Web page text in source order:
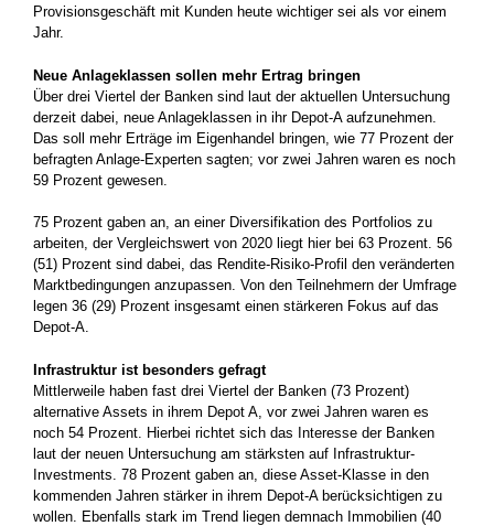
Provisionsgeschäft mit Kunden heute wichtiger sei als vor einem
Jahr.
Neue Anlageklassen sollen mehr Ertrag bringen
Über drei Viertel der Banken sind laut der aktuellen Untersuchung
derzeit dabei, neue Anlageklassen in ihr Depot-A aufzunehmen.
Das soll mehr Erträge im Eigenhandel bringen, wie 77 Prozent der
befragten Anlage-Experten sagten; vor zwei Jahren waren es noch
59 Prozent gewesen.
75 Prozent gaben an, an einer Diversifikation des Portfolios zu
arbeiten, der Vergleichswert von 2020 liegt hier bei 63 Prozent. 56
(51) Prozent sind dabei, das Rendite-Risiko-Profil den veränderten
Marktbedingungen anzupassen. Von den Teilnehmern der Umfrage
legen 36 (29) Prozent insgesamt einen stärkeren Fokus auf das
Depot-A.
Infrastruktur ist besonders gefragt
Mittlerweile haben fast drei Viertel der Banken (73 Prozent)
alternative Assets in ihrem Depot A, vor zwei Jahren waren es
noch 54 Prozent. Hierbei richtet sich das Interesse der Banken
laut der neuen Untersuchung am stärksten auf Infrastruktur-
Investments. 78 Prozent gaben an, diese Asset-Klasse in den
kommenden Jahren stärker in ihrem Depot-A berücksichtigen zu
wollen. Ebenfalls stark im Trend liegen demnach Immobilien (40